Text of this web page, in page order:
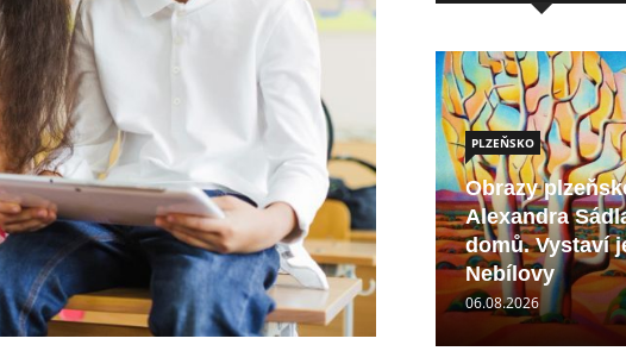
PLZEŇSKO
Obrazy
Alexandra
domů. Vystaví
Nebílovy
06.08.2026